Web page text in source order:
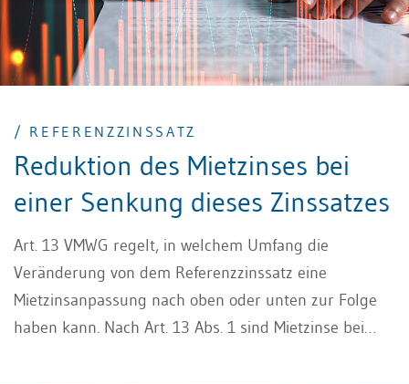
/ REFERENZZINSSATZ
Reduktion des Mietzinses bei
einer Senkung dieses Zinssatzes
Art. 13 VMWG regelt, in welchem Umfang die
Veränderung von dem Referenzzinssatz eine
Mietzinsanpassung nach oben oder unten zur Folge
haben kann. Nach Art. 13 Abs. 1 sind Mietzinse bei